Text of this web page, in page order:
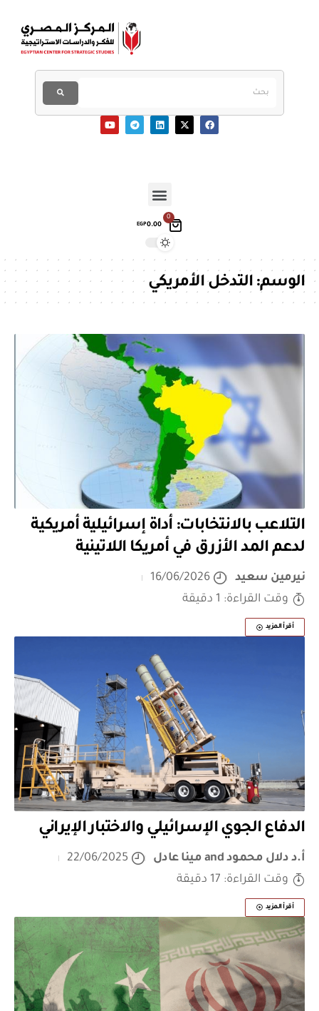
0
EGP0.00
الوسم:التدخل الأمريكي
التلاعب بالانتخابات: أداة إسرائيلية أمريكية
لدعم المد الأزرق في أمريكا اللاتينية
نيرمين سعيد
16/06/2026
وقت القراءة: 1 دقيقة
أقرأ المزيد
الدفاع الجوي الإسرائيلي والاختبار الإيراني
أ.د دلال محمودand مينا عادل
22/06/2025
وقت القراءة: 17 دقيقة
أقرأ المزيد